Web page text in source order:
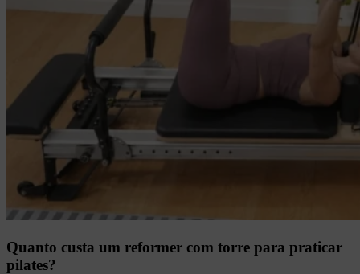
Quanto custa um reformer com torre para praticar
pilates?